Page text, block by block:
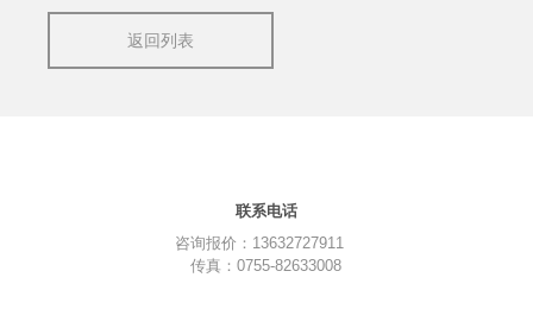
返回列表
联系电话
咨询报价：13632727911
传真：0755-82633008